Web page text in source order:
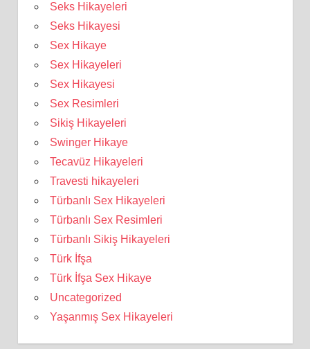
Seks Hikayeleri
Seks Hikayesi
Sex Hikaye
Sex Hikayeleri
Sex Hikayesi
Sex Resimleri
Sikiş Hikayeleri
Swinger Hikaye
Tecavüz Hikayeleri
Travesti hikayeleri
Türbanlı Sex Hikayeleri
Türbanlı Sex Resimleri
Türbanlı Sikiş Hikayeleri
Türk İfşa
Türk İfşa Sex Hikaye
Uncategorized
Yaşanmış Sex Hikayeleri